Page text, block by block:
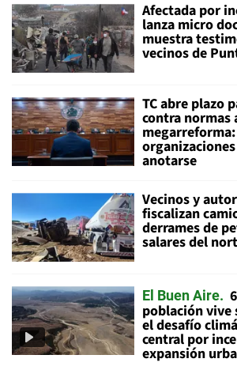
Afectada por
lanza micro
muestra
vecinos de
TC abre plazo
contra normas
anotarse
Vecinos y
fiscalizan
derrames de
salares del
El Buen Aire
población vive
el desafío
central por
expansión